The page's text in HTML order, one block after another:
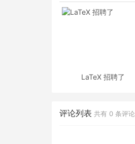
LaTeX 招聘了
评论列表 共有 0 条评论